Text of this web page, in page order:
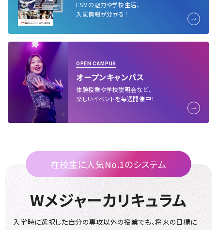
FSMの魅力や学校生活、
入試情報が分かる！
OPEN CAMPUS
オープンキャンパス
体験授業や学校説明会など、
楽しいイベントを毎週開催中！
在校生に人気No.1のシステム
Wメジャーカリキュラム
入学時に選択した自分の専攻以外の授業でも、将来の目標に